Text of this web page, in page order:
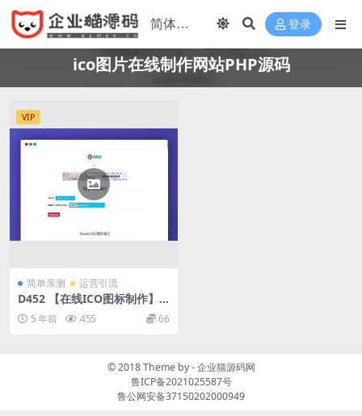
登录
ico图片在线制作网站PHP源码
VIP
简单亲测 运营引流
D452 【在线ICO图标制作】F
avicon.ico图片在线制作网站
PHP源码+支持多种图片格式
5 年前 455 66
© 2018 Theme by -企业猫源码网
鲁ICP备2021025587号
鲁公网安备37150202000949